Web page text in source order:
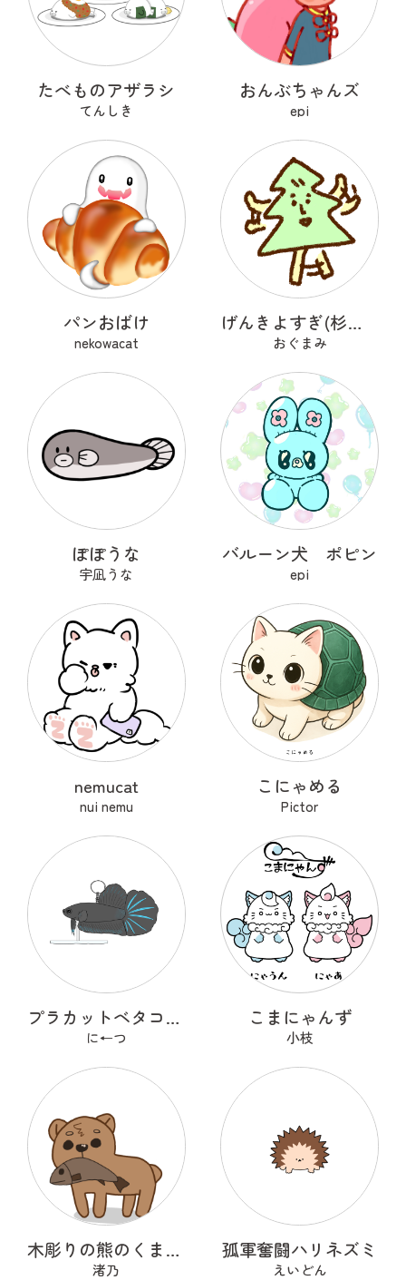
たべものアザラシ
てんしき
おんぶちゃんズ
epi
パンおばけ
nekowacat
げんきよすぎ(杉の木)
おぐまみ
ぽぽうな
宇凪うな
バルーン犬 ポピン
epi
nemucat
nui nemu
こにゃめる
Pictor
プラカットベタコレクションver.1
に←つ
こまにゃんず
小枝
木彫りの熊のくまっくまさん
渚乃
孤軍奮闘ハリネズミ
えいどん